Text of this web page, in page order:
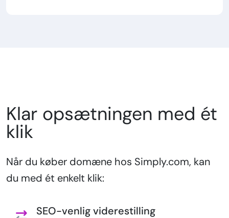
Klar opsætningen med ét
klik
Når du køber domæne hos Simply.com, kan
du med ét enkelt klik:
SEO-venlig viderestilling